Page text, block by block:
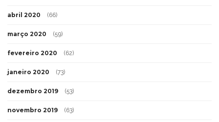
abril 2020 (66)
março 2020 (59)
fevereiro 2020 (62)
janeiro 2020 (73)
dezembro 2019 (53)
novembro 2019 (63)